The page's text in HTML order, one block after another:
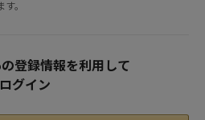
。
登録情報を利用して
ログイン